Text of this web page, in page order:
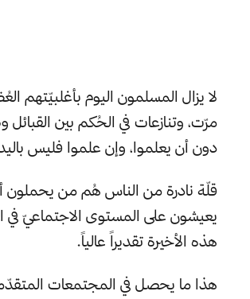
لا يزال المسلمون اليوم بأغلبيّتهم
مرّت، وتنازعات في الحُكم بين
دون أن يعلموا، وإن علموا فليس
قلّة نادرة من الناس هُم من يحملون
يعيشون على المستوى الاجتماعيّ في
هذه الأخيرة تقديراً عالياً.
هذا ما يحصل في المجتمعات